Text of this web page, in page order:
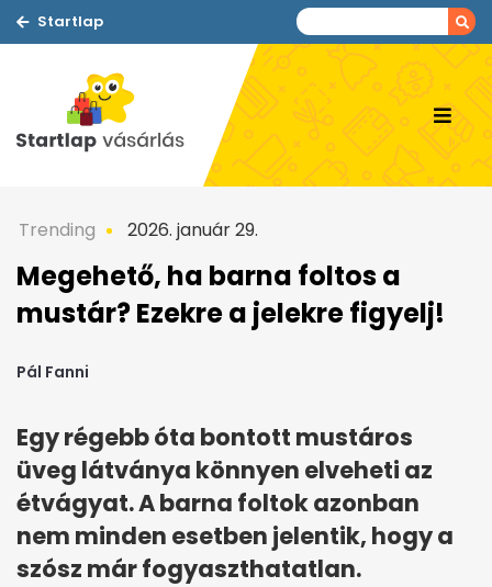
Startlap
Trending 2026. január 29.
Megehető, ha barna foltos a
mustár? Ezekre a jelekre figyelj!
Pál Fanni
Egy régebb óta bontott mustáros
üveg látványa könnyen elveheti az
étvágyat. A barna foltok azonban
nem minden esetben jelentik, hogy a
szósz már fogyaszthatatlan.